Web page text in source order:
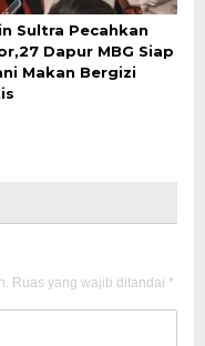
Sultra Pecahkan
Dapur MBG Siap
Makan Bergizi
Ruas yang wajib ditandai *